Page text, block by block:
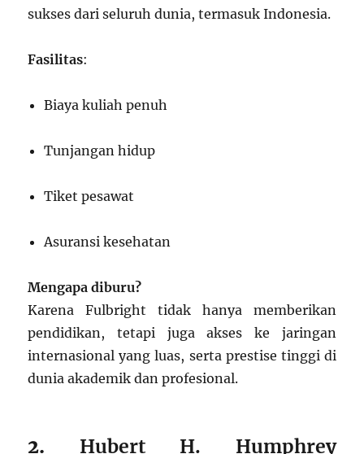
sukses dari seluruh dunia, termasuk Indonesia.
Fasilitas:
Biaya kuliah penuh
Tunjangan hidup
Tiket pesawat
Asuransi kesehatan
Mengapa diburu?
Karena Fulbright tidak hanya memberikan
pendidikan, tetapi juga akses ke jaringan
internasional yang luas, serta prestise tinggi di
dunia akademik dan profesional.
2. Hubert H. Humphrey